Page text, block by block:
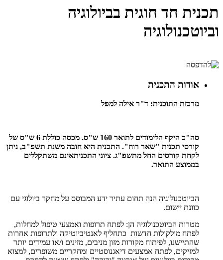
תכנית חד חוגית בביולוגיה
וביוטכנולוגיה
אודות התכנית
מרכזת התוכנית: ד"ר אילה למפל
סה"כ היקף הלימודים לתואר 160 ש"ס. מכסה כוללת 6 ש"ס של
קורסי תכנית "שאר רוח". התכנית היא חובה משנת תשפ"ב, ניתן
לקחת קורסים החל מתשפ"ג. ציוני התכניתאינם משתקללים
בממוצע התואר.
הביוטכנולוגיה הנה תחום עתיר ידע המבוסס על מחקר ביולוגי עם
כוונת יישום.
מטרות הביוטכנולוגיה הן: לפתח תרופות ואמצעי טיפול למחלות,
לפתח מולקולות חדשות כתחליף לאנטיביוטיקה ולתרופות אחרות
שהתיישנו, לפיתוח מקורות מזון מניבים, מזינים ו/או עמידים יותר
למזיקים, לפתח אמצעים דיאגנוסטיים ומחקריים משופרים, למצוא